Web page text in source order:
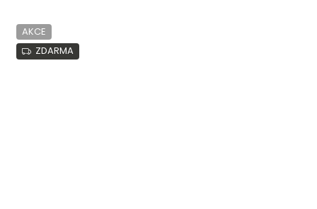
AKCE
ZDARMA